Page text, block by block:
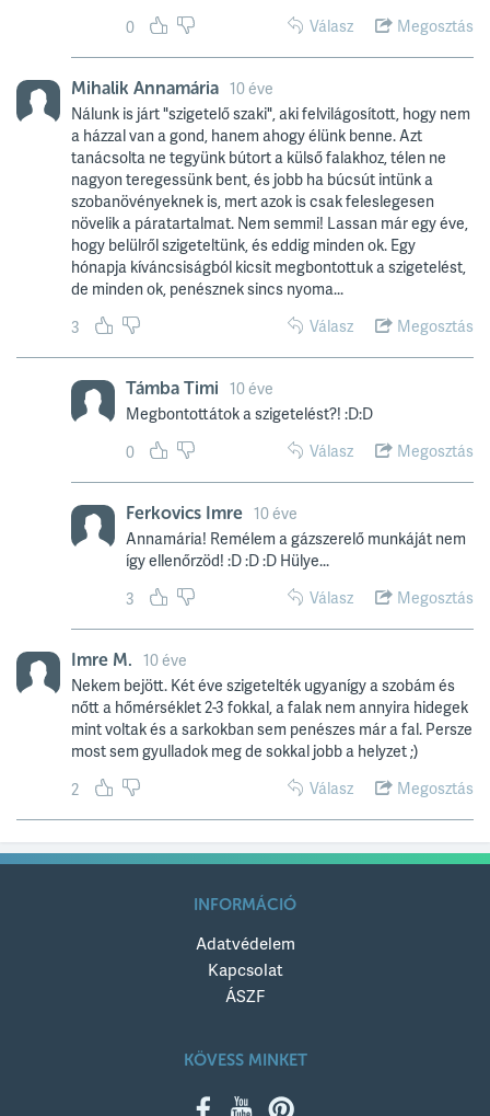
0
Válasz Megosztás
Mihalik Annamária 10 éve
Nálunk is járt "szigetelő szaki", aki felvilágosított, hogy nem
a házzal van a gond, hanem ahogy élünk benne. Azt
tanácsolta ne tegyünk bútort a külső falakhoz, télen ne
nagyon teregessünk bent, és jobb ha búcsút intünk a
szobanövényeknek is, mert azok is csak feleslegesen
növelik a páratartalmat. Nem semmi! Lassan már egy éve,
hogy belülről szigeteltünk, és eddig minden ok. Egy
hónapja kíváncsiságból kicsit megbontottuk a szigetelést,
de minden ok, penésznek sincs nyoma...
3
Válasz Megosztás
Támba Timi 10 éve
Megbontottátok a szigetelést?! :D:D
0
Válasz Megosztás
Ferkovics Imre 10 éve
Annamária! Remélem a gázszerelő munkáját nem
így ellenőrzöd! :D :D :D Hülye...
3
Válasz Megosztás
Imre M. 10 éve
Nekem bejött. Két éve szigetelték ugyanígy a szobám és
nőtt a hőmérséklet 2-3 fokkal, a falak nem annyira hidegek
mint voltak és a sarkokban sem penészes már a fal. Persze
most sem gyulladok meg de sokkal jobb a helyzet ;)
2
Válasz Megosztás
INFORMÁCIÓ
Adatvédelem
Kapcsolat
ÁSZF
KÖVESS MINKET